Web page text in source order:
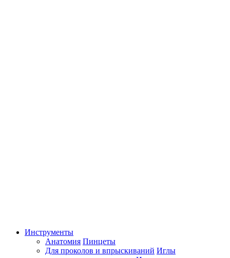
Инструменты
Анатомия Пинцеты
Для проколов и впрыскиваний Иглы